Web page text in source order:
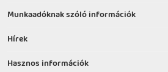
Munkaadóknak szóló információk
Hírek
Hasznos információk